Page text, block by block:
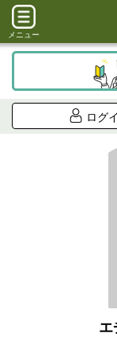
メニュー
ログ
エ